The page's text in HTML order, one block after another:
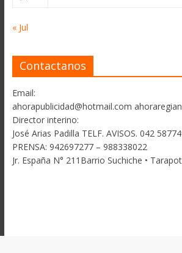
« Jul
Contactanos
Email:
ahorapublicidad@hotmail.com
Director interino:
José Arias Padilla TELF. AVISOS. 042
PRENSA: 942697277 – 988338022
Jr. España N° 211Barrio Suchiche •